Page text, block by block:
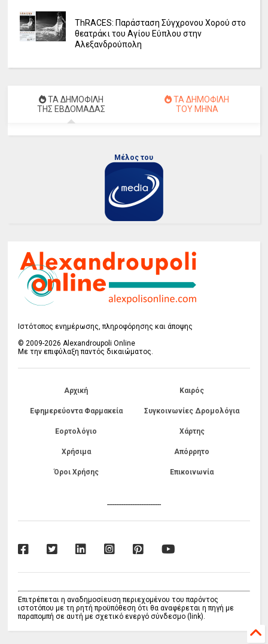
ΤhRACES: Παράσταση Σύγχρονου Χορού στο
θεατράκι του Αγίου Εύπλου στην
Αλεξανδρούπολη
ΤΑ ΔΗΜΟΦΙΛΗ
ΤΗΣ ΕΒΔΟΜΑΔΑΣ
ΤΑ ΔΗΜΟΦΙΛΗ
ΤΟΥ ΜΗΝΑ
Μέλος του
Ιστότοπος ενημέρωσης, πληροφόρησης και άποψης
© 2009-2026 Alexandroupoli Online
Με την επιφύλαξη παντός δικαιώματος.
Αρχική Καιρός
Εφημερεύοντα Φαρμακεία Συγκοινωνίες Δρομολόγια
Εορτολόγιο Χάρτης
Χρήσιμα Απόρρητο
Όροι Χρήσης Επικοινωνία
------------------------------
Επιτρέπεται η αναδημοσίευση περιεχομένου του παρόντος
ιστοτόπου με τη ρητή προϋπόθεση ότι θα αναφέρεται η πηγή με
παραπομπή σε αυτή με σχετικό ενεργό σύνδεσμο (link).